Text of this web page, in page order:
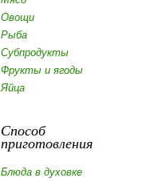
Овощи
Рыба
Субпродукты
Фрукты и ягоды
Яйца
Способ
приготовления
Блюда в духовке